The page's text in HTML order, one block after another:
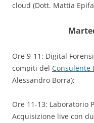
cloud (Dott. Mattia
Ore 9-11: Digital
compiti del Consulente
Alessandro Borra);
Ore 11-13: Laboratorio
Acquisizione live con